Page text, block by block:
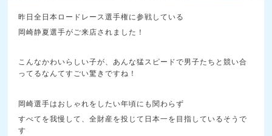
昨日全日本ロードレース選手権に参戦している
岡崎静夏選手がご来店されました！
こんなかわいらしい子が、あんな猛スピードで男子たちと競い合
ってるなんてすごい驚きですね！
岡崎選手はおしゃれをしたい年頃にも関わらず
すべてを我慢して、全財産を投じて日本一を目指しているそうで
す